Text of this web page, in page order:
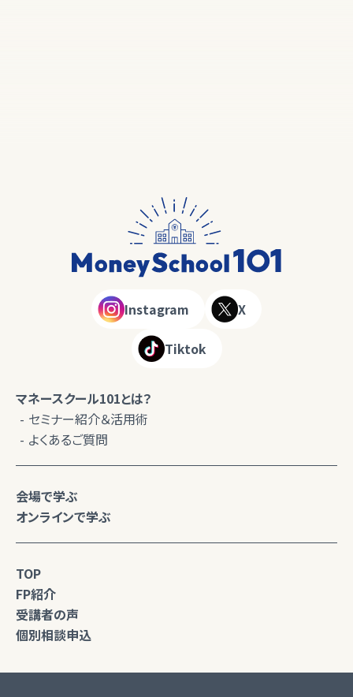
Instagram X
Tiktok
マネースクール101とは？
セミナー紹介＆活用術
よくあるご質問
会場で学ぶ
オンラインで学ぶ
TOP
FP紹介
受講者の声
個別相談申込